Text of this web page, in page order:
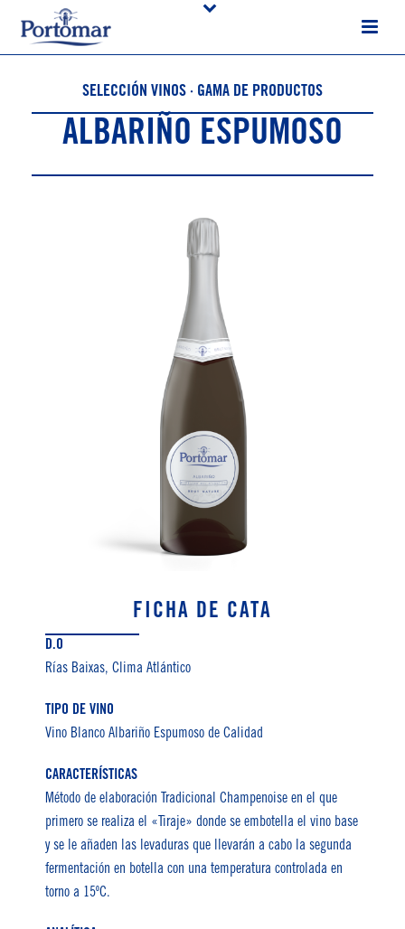
SELECCIÓN VINOS · GAMA DE PRODUCTOS
ALBARIÑO ESPUMOSO
FICHA DE CATA
D.O
Rías Baixas, Clima Atlántico
TIPO DE VINO
Vino Blanco Albariño Espumoso de Calidad
CARACTERÍSTICAS
Método de elaboración Tradicional Champenoise en el que
primero se realiza el «Tiraje» donde se embotella el vino base
y se le añaden las levaduras que llevarán a cabo la segunda
fermentación en botella con una temperatura controlada en
torno a 15ºC.